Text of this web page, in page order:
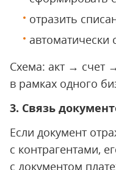
отразить
автоматически
Схема: акт → счет
в рамках одного
3. Связь
Если документ
с контрагентами,
с документом